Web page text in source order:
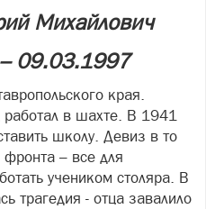
Михайлович
09.03.1997
края.
в шахте. В 1941
школу. Девиз в то
– все для
учеником столяра. В
трагедия - отца завалило